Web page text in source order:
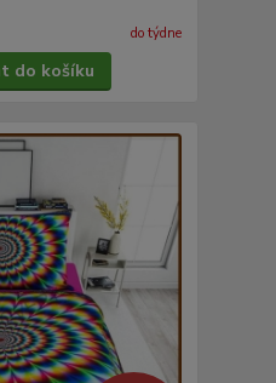
do týdne
do košíku